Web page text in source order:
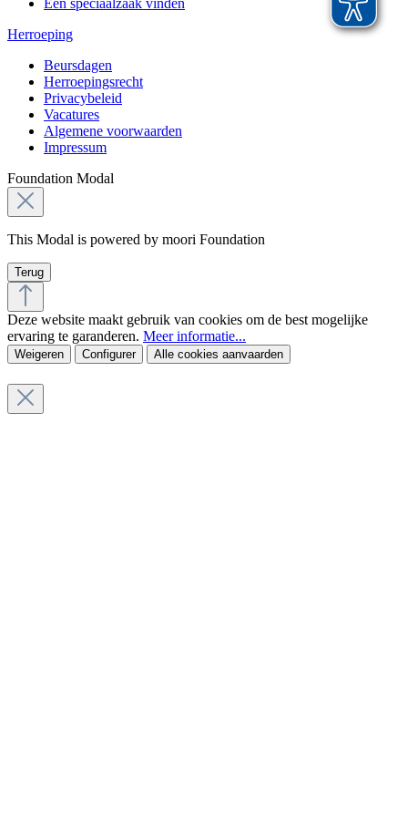
Een speciaalzaak vinden
Herroeping
Beursdagen
Herroepingsrecht
Privacybeleid
Vacatures
Algemene voorwaarden
Impressum
Foundation Modal
This Modal is powered by moori Foundation
Terug
Deze website maakt gebruik van cookies om de best mogelijke
ervaring te garanderen. Meer informatie...
Weigeren Configurer Alle cookies aanvaarden